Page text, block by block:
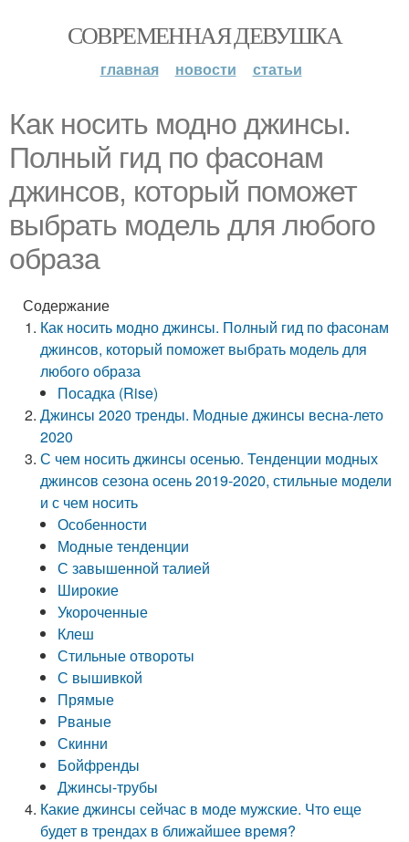
СОВРЕМЕННАЯ ДЕВУШКА
главная новости статьи
Как носить модно джинсы.
Полный гид по фасонам
джинсов, который поможет
выбрать модель для любого
образа
Содержание
Как носить модно джинсы. Полный гид по фасонам
джинсов, который поможет выбрать модель для
любого образа
Посадка (Rise)
Джинсы 2020 тренды. Модные джинсы весна-лето
2020
С чем носить джинсы осенью. Тенденции модных
джинсов сезона осень 2019-2020, стильные модели
и с чем носить
Особенности
Модные тенденции
С завышенной талией
Широкие
Укороченные
Клеш
Стильные отвороты
С вышивкой
Прямые
Рваные
Скинни
Бойфренды
Джинсы-трубы
Какие джинсы сейчас в моде мужские. Что еще
будет в трендах в ближайшее время?